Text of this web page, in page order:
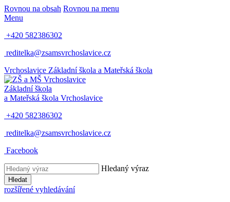
Rovnou na obsah Rovnou na menu
Menu
+420 582386302
reditelka@zsamsvrchoslavice.cz
Vrchoslavice Základní škola a Mateřská škola
Základní škola
a Mateřská škola Vrchoslavice
+420 582386302
reditelka@zsamsvrchoslavice.cz
Facebook
Hledaný výraz
Hledat
rozšířené vyhledávání